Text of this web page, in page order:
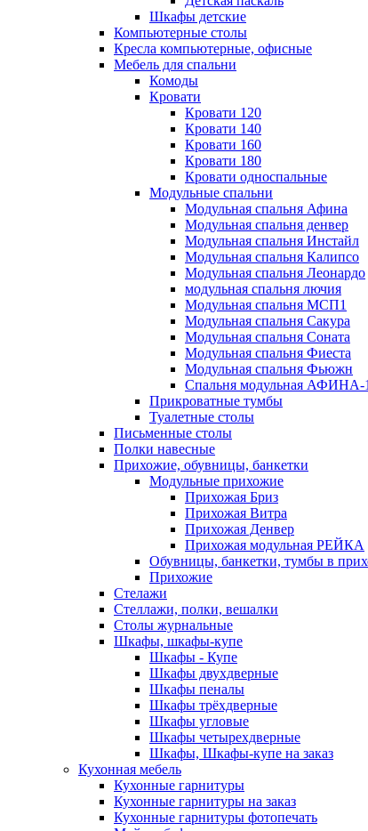
Шкафы детские
Компьютерные столы
Кресла компьютерные, офисные
Мебель для спальни
Комоды
Кровати
Кровати 120
Кровати 140
Кровати 160
Кровати 180
Кровати односпальные
Модульные спальни
Модульная спальня Афина
Модульная спальня денвер
Модульная спальня Инстайл
Модульная спальня Калипсо
Модульная спальня Леонардо
модульная спальня лючия
Модульная спальня МСП1
Модульная спальня Сакура
Модульная спальня Соната
Модульная спальня Фиеста
Модульная спальня Фьюжн
Спальня модульная АФИНА-1
Прикроватные тумбы
Туалетные столы
Письменные столы
Полки навесные
Прихожие, обувницы, банкетки
Модульные прихожие
Прихожая Бриз
Прихожая Витра
Прихожая Денвер
Прихожая модульная РЕЙКА
Обувницы, банкетки, тумбы в
Прихожие
Стелажи
Стеллажи, полки, вешалки
Столы журнальные
Шкафы, шкафы-купе
Шкафы - Купе
Шкафы двухдверные
Шкафы пеналы
Шкафы трёхдверные
Шкафы угловые
Шкафы четырехдверные
Шкафы, Шкафы-купе на заказ
Кухонная мебель
Кухонные гарнитуры
Кухонные гарнитуры на заказ
Кухонные гарнитуры фотопечать